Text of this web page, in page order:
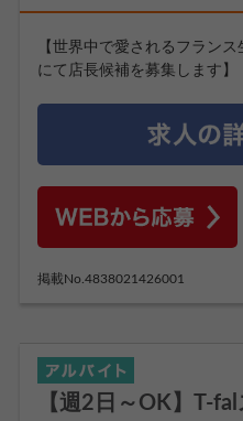
【世界中で愛されるフラン
にて店長候補を募集します】
掲載No.4838021426001
【週2日～OK】T-